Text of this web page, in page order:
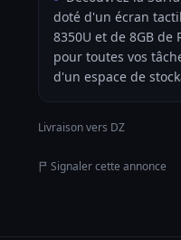
doté d'un écran
8350U et de 8GB
pour toutes vos
d'un espace de
Livraison vers DZ
Signaler cette annonce